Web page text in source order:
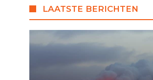
LAATSTE BERICHTEN